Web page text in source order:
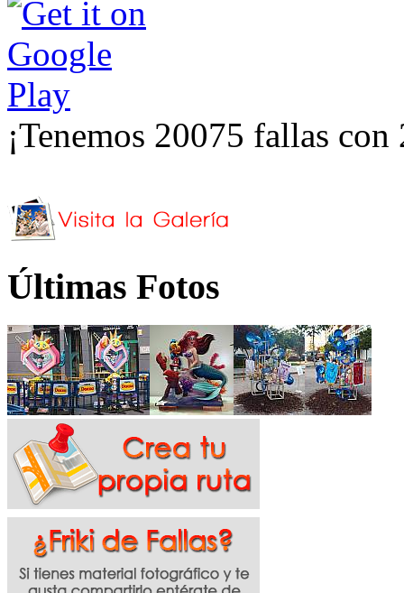
¡Tenemos 20075 fallas
Últimas Fotos